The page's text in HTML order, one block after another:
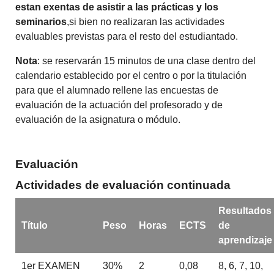
estan exentas de asistir a las prácticas y los
seminarios,si bien no realizaran las actividades
evaluables previstas para el resto del estudiantado.
Nota: se reservarán 15 minutos de una clase dentro del
calendario establecido por el centro o por la titulación
para que el alumnado rellene las encuestas de
evaluación de la actuación del profesorado y de
evaluación de la asignatura o módulo.
Evaluación
Actividades de evaluación continuada
Título Peso Horas ECTS
Resultados
de
aprendizaje
1er EXAMEN 30% 2 0,08 8, 6, 7, 10,